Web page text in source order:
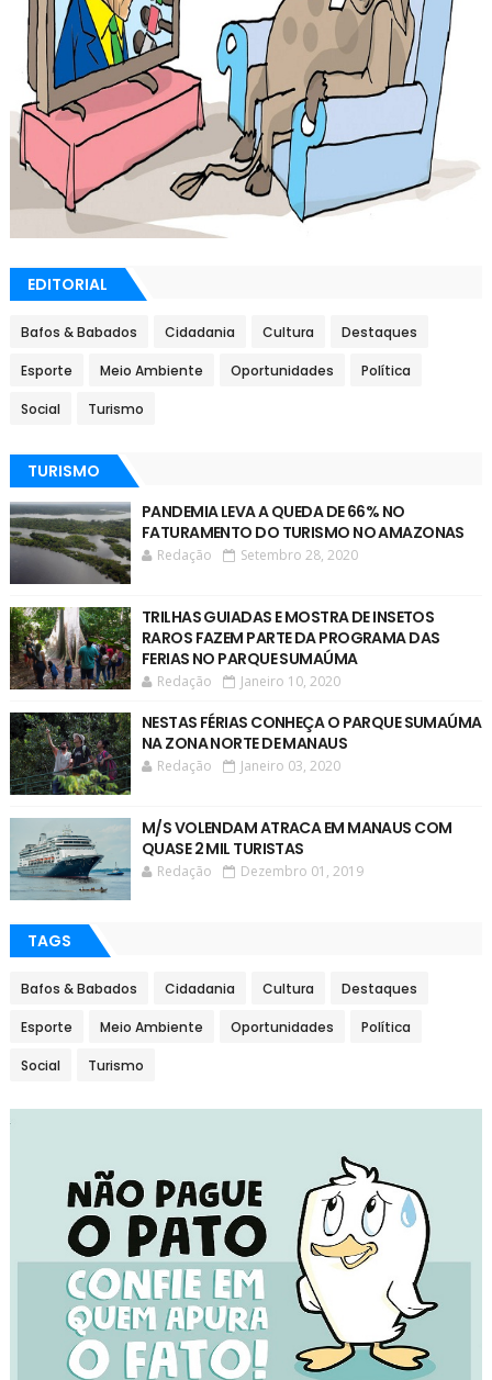
EDITORIAL
Bafos & Babados Cidadania Cultura Destaques
Esporte Meio Ambiente Oportunidades Política
Social Turismo
TURISMO
PANDEMIA LEVA A QUEDA DE 66% NO
FATURAMENTO DO TURISMO NO AMAZONAS
Redação Setembro 28, 2020
TRILHAS GUIADAS E MOSTRA DE INSETOS
RAROS FAZEM PARTE DA PROGRAMA DAS
FERIAS NO PARQUE SUMAÚMA
Redação Janeiro 10, 2020
NESTAS FÉRIAS CONHEÇA O PARQUE SUMAÚMA
NA ZONA NORTE DE MANAUS
Redação Janeiro 03, 2020
M/S VOLENDAM ATRACA EM MANAUS COM
QUASE 2 MIL TURISTAS
Redação Dezembro 01, 2019
TAGS
Bafos & Babados Cidadania Cultura Destaques
Esporte Meio Ambiente Oportunidades Política
Social Turismo